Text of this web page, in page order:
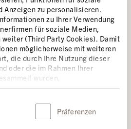
Anzeigen zu personalisieren.
zu Ihrer Verwendung
für soziale Medien,
weiter (Third Party Cookies). Damit
möglicherweise mit weiteren
die durch Ihre Nutzung dieser
oder die im Rahmen Ihrer
wurden.
Präferenzen
aussi absurdes et infondées
le droit à la liberté d’expression.
DE